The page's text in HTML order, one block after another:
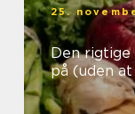
25.
Den rigtige
på (uden